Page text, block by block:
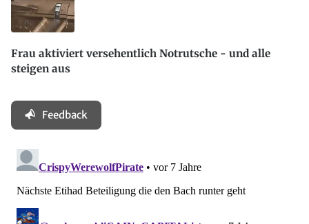
Frau aktiviert versehentlich Notrutsche - und alle
steigen aus
Feedback